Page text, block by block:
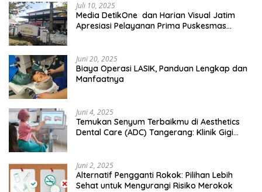
Juli 10, 2025
Media DetikOne dan Harian Visual Jatim
Apresiasi Pelayanan Prima Puskesmas
Juni 20, 2025
Biaya Operasi LASIK, Panduan Lengkap dan
Manfaatnya
Juni 4, 2025
Temukan Senyum Terbaikmu di Aesthetics
Dental Care (ADC) Tangerang: Klinik Gigi
Juni 2, 2025
Alternatif Pengganti Rokok: Pilihan Lebih
Sehat untuk Mengurangi Risiko Merokok